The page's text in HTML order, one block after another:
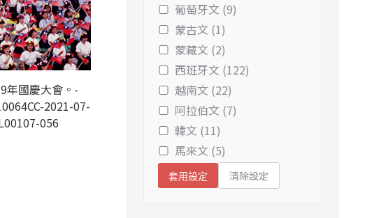
年國慶大會。-
2021-07-
056
葡萄牙文 (9)
蒙古文 (1)
蒙藏文 (2)
西班牙文 (122)
越南文 (22)
阿拉伯文 (7)
韓文 (11)
馬來文 (5)
套用設定 清除設定